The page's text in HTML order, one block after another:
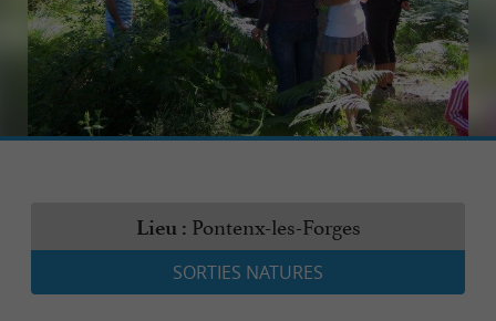
Lieu : Pontenx-les-Forges
SORTIES NATURES